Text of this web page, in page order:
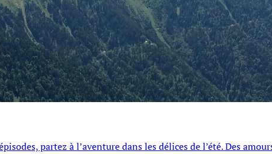
partez à l’aventure dans les délices de l’été. Des